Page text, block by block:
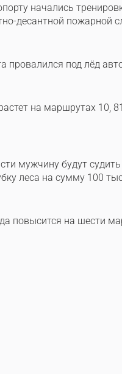
начались
десантной пожарной
провалился под лёд
на маршрутах 10,
мужчину будут судить
леса на сумму 100
повысится на шести